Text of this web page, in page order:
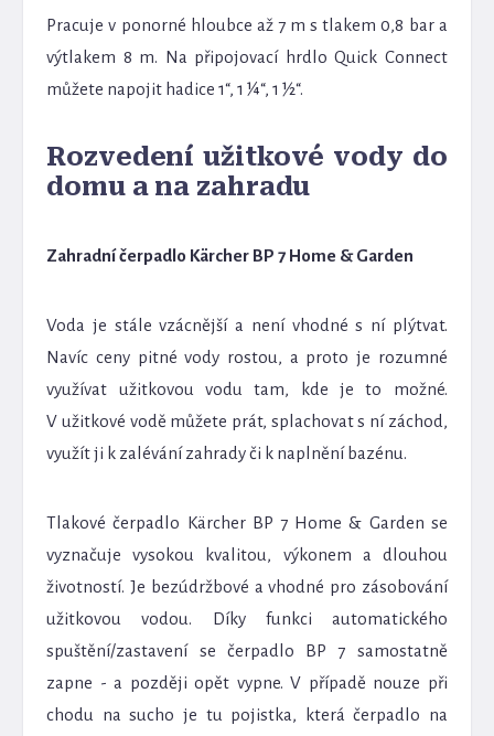
Pracuje v ponorné hloubce až 7 m s tlakem 0,8 bar a
výtlakem 8 m. Na připojovací hrdlo Quick Connect
můžete napojit hadice 1“, 1 ¼“, 1 ½“.
Rozvedení užitkové vody do
domu a na zahradu
Zahradní čerpadlo Kärcher BP 7 Home & Garden
Voda je stále vzácnější a není vhodné s ní plýtvat.
Navíc ceny pitné vody rostou, a proto je rozumné
využívat užitkovou vodu tam, kde je to možné.
V užitkové vodě můžete prát, splachovat s ní záchod,
využít ji k zalévání zahrady či k naplnění bazénu.
Tlakové čerpadlo Kärcher BP 7 Home & Garden se
vyznačuje vysokou kvalitou, výkonem a dlouhou
životností. Je bezúdržbové a vhodné pro zásobování
užitkovou vodou. Díky funkci automatického
spuštění/zastavení se čerpadlo BP 7 samostatně
zapne - a později opět vypne. V případě nouze při
chodu na sucho je tu pojistka, která čerpadlo na